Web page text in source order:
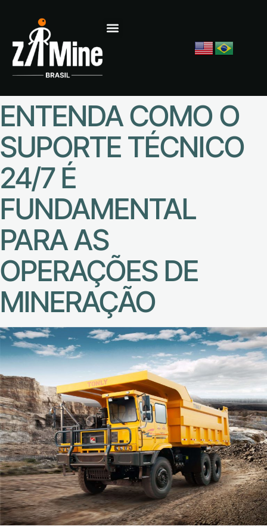
ENTENDA COMO O
SUPORTE TÉCNICO
24/7 É
FUNDAMENTAL
PARA AS
OPERAÇÕES DE
MINERAÇÃO